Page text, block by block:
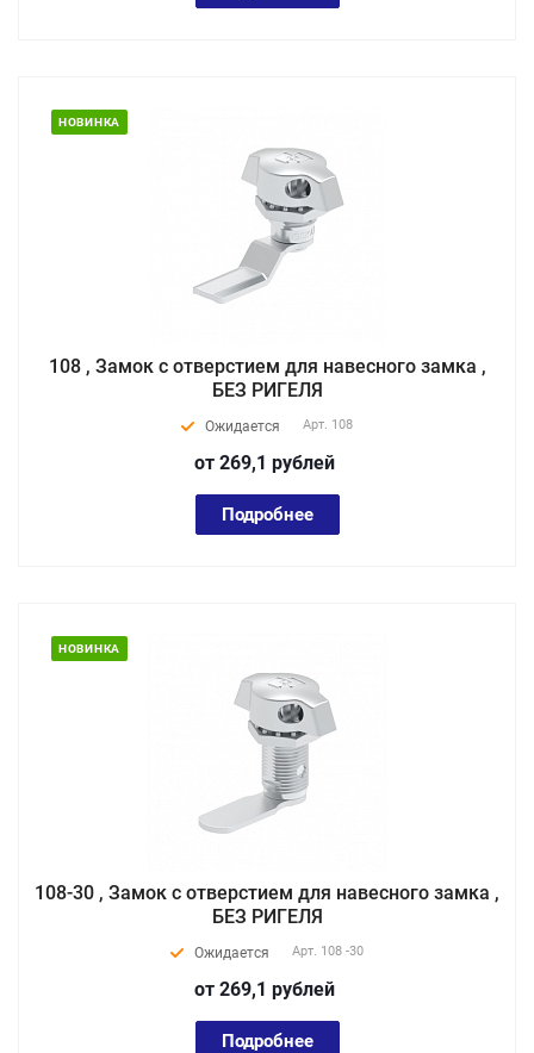
НОВИНКА
108 , Замок с отверстием для навесного замка ,
БЕЗ РИГЕЛЯ
Ожидается Арт. 108
от 269,1 рублей
Подробнее
НОВИНКА
108-30 , Замок с отверстием для навесного замка ,
БЕЗ РИГЕЛЯ
Ожидается Арт. 108 -30
от 269,1 рублей
Подробнее